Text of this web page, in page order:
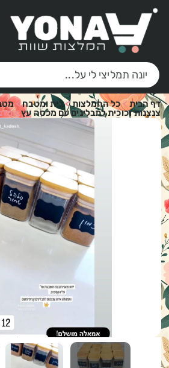
דף הבית>כל ההמלצות>בית ומטבח>
צנצנות זכוכית לתבלינים עם מכסה עץ>